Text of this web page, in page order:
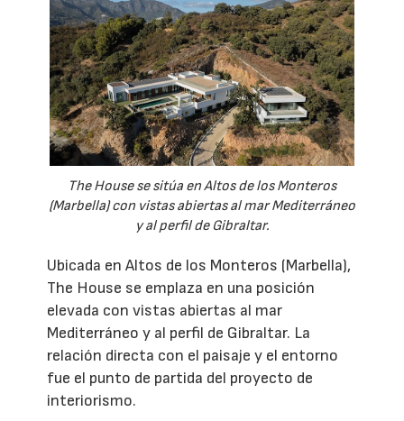
The House se sitúa en Altos de los Monteros
(Marbella) con vistas abiertas al mar Mediterráneo
y al perfil de Gibraltar.
Ubicada en Altos de los Monteros (Marbella),
The House se emplaza en una posición
elevada con vistas abiertas al mar
Mediterráneo y al perfil de Gibraltar. La
relación directa con el paisaje y el entorno
fue el punto de partida del proyecto de
interiorismo.